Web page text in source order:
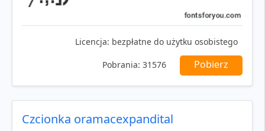
Licencja: bezpłatne do użytku osobistego
Pobrania: 31576 Pobierz
Czcionka oramacexpandital